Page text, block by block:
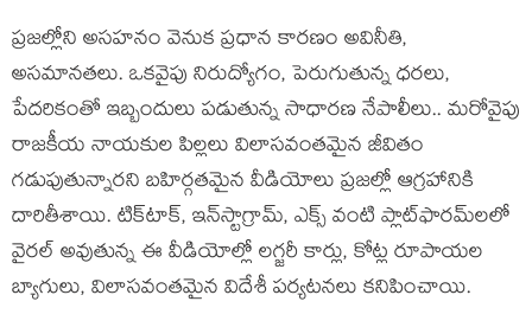
ప్రజల్లోని అసహనం వెనుక ప్రధాన కారణం అవినీతి,
అసమానతలు. ఒకవైపు నిరుద్యోగం, పెరుగుతున్న ధరలు,
పేదరికంతో ఇబ్బందులు పడుతున్న సాధారణ నేపాలీలు.. మరోవైపు
రాజకీయ నాయకుల పిల్లలు విలాసవంతమైన జీవితం
గడుపుతున్నారని బహిర్గతమైన వీడియోలు ప్రజల్లో ఆగ్రహానికి
దారితీశాయి. టిక్‌టాక్‌, ఇన్‌స్టాగ్రామ్‌, ఎక్స్‌ వంటి ప్లాట్‌ఫారమ్‌లలో
వైరల్‌ అవుతున్న ఈ వీడియోల్లో లగ్జరీ కార్లు, కోట్ల రూపాయల
బ్యాగులు, విలాసవంతమైన విదేశీ పర్యటనలు కనిపించాయి.